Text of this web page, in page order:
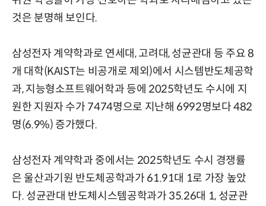
것은 분명해 보인다.
삼성전자 계약학과로 연세대, 고려대, 성균관대 등 주요 8
개 대학(KAIST는 비공개로 제외)에서 시스템반도체공학
과, 지능형소프트웨어학과 등에 2025학년도 수시에 지
원한 지원자 수가 7474명으로 지난해 6992명보다 482
명(6.9%) 증가했다.
삼성전자 계약학과 중에서는 2025학년도 수시 경쟁률
은 울산과기원 반도체공학과가 61.91대 1로 가장 높았
다. 성균관대 반도체시스템공학과가 35.26대 1, 성균관